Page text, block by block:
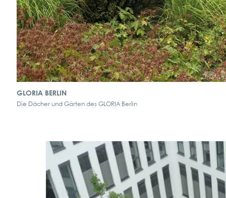
GLORIA BERLIN
Die Dächer und Gärten des GLORIA Berlin